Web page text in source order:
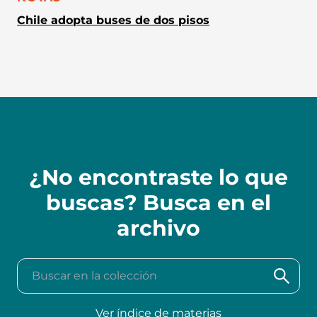
Chile adopta buses de dos pisos
¿No encontraste lo que
buscas? Busca en el
archivo
Buscar en la colección
Ver índice de materias